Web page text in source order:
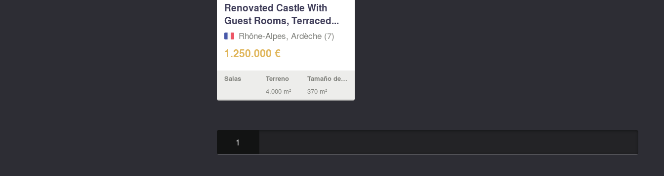
Renovated Castle With
Guest Rooms, Terraced...
Rhône-Alpes, Ardèche (7)
1.250.000 €
Salas Terreno
4.000 m²
Tamaño de la vivienda
370 m²
1